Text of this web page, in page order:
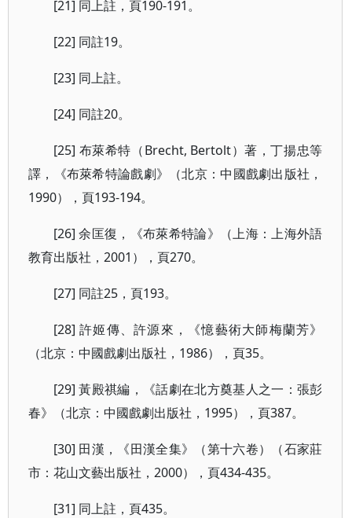
[21] 同上註，頁190-191。
[22] 同註19。
[23] 同上註。
[24] 同註20。
[25] 布萊希特（Brecht, Bertolt）著，丁揚忠等
譯，《布萊希特論戲劇》（北京：中國戲劇出版社，
1990），頁193-194。
[26] 余匡復，《布萊希特論》（上海：上海外語
教育出版社，2001），頁270。
[27] 同註25，頁193。
[28] 許姬傳、許源來，《憶藝術大師梅蘭芳》
（北京：中國戲劇出版社，1986），頁35。
[29] 黃殿祺編，《話劇在北方奠基人之一：張彭
春》（北京：中國戲劇出版社，1995），頁387。
[30] 田漢，《田漢全集》（第十六卷）（石家莊
市：花山文藝出版社，2000），頁434-435。
[31] 同上註，頁435。